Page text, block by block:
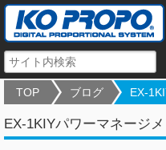
TOP ブログ EX-
EX-1KIYパワーマネージ